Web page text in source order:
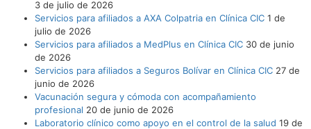
3 de julio de 2026
Servicios para afiliados a AXA Colpatria en Clínica CIC 1 de
julio de 2026
Servicios para afiliados a MedPlus en Clínica CIC 30 de junio
de 2026
Servicios para afiliados a Seguros Bolívar en Clínica CIC 27 de
junio de 2026
Vacunación segura y cómoda con acompañamiento
profesional 20 de junio de 2026
Laboratorio clínico como apoyo en el control de la salud 19 de